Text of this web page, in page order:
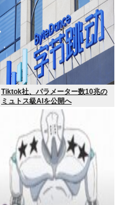
Tiktok社、パラメーター数10兆の
ミュトス級AIを公開へ